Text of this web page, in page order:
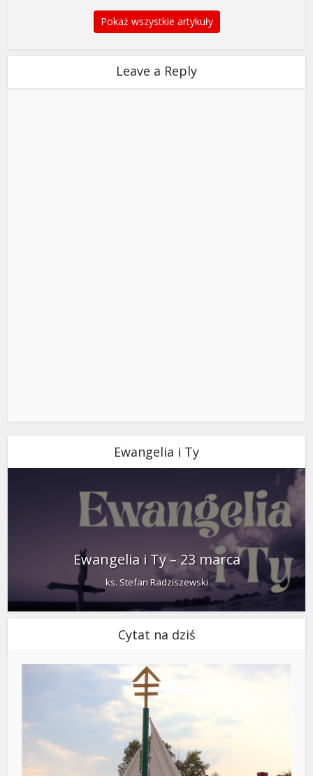
Pokaż wszystkie artykuły
Leave a Reply
Ewangelia i Ty
Ewangelia i Ty – 23 marca
ks. Stefan Radziszewski
Cytat na dziś